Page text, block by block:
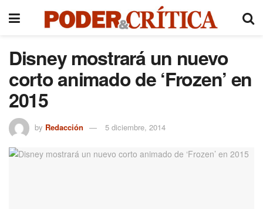
Disney mostrará un nuevo
corto animado de ‘Frozen’ en
2015
by Redacción 5 diciembre, 2014